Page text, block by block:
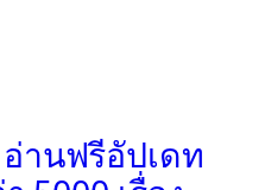
อ่านฟรีอัปเดท